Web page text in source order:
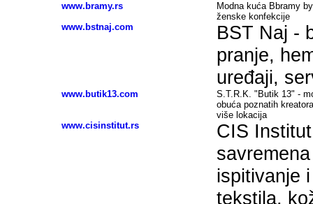
www.bramy.rs
Modna kuća Bbramy
ženske konfekcije
www.bstnaj.com
BST Naj -
pranje,
uređaji,
www.butik13.com
S.T.R.K. "Butik 13" -
obuća poznatih
više lokacija
www.cisinstitut.rs
CIS
ispitivanje
tekstila,